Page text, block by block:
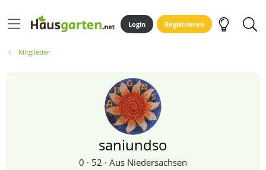
Login Registrieren
Mitglieder
saniundso
0 · 52 · Aus Niedersachsen